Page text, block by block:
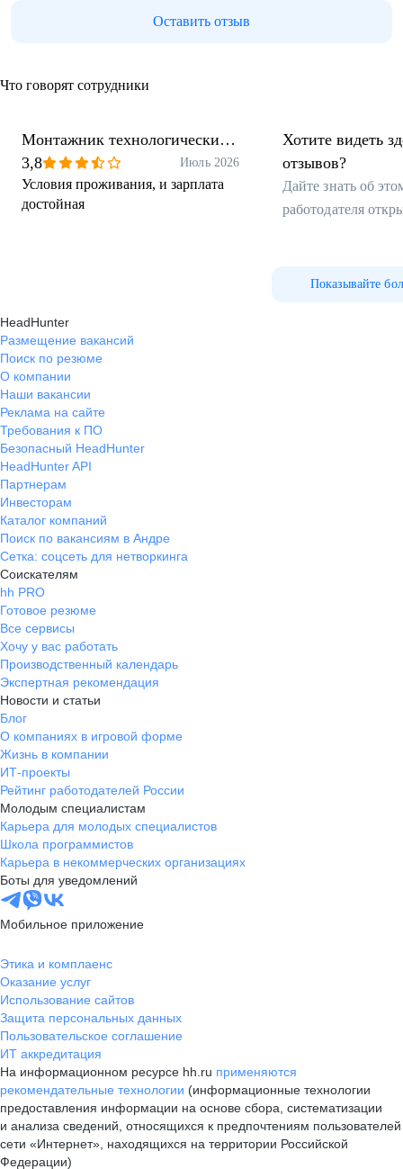
Оставить отзыв
Что говорят сотрудники
Монтажник технологических
трубопроводов
3,8 Июль 2026
Условия проживания, и зарплата
достойная
Хотите видеть
отзывов?
Дайте знать об
работодателя
Показывайте
HeadHunter
Размещение вакансий
Поиск по резюме
О компании
Наши вакансии
Реклама на сайте
Требования к ПО
Безопасный HeadHunter
HeadHunter API
Партнерам
Инвесторам
Каталог компаний
Поиск по вакансиям в Андре
Сетка: соцсеть для нетворкинга
Соискателям
hh PRO
Готовое резюме
Все сервисы
Хочу у вас работать
Производственный календарь
Экспертная рекомендация
Новости и статьи
Блог
О компаниях в игровой форме
Жизнь в компании
ИТ-проекты
Рейтинг работодателей России
Молодым специалистам
Карьера для молодых специалистов
Школа программистов
Карьера в некоммерческих организациях
Боты для уведомлений
Мобильное приложение
Этика и комплаенс
Оказание услуг
Использование сайтов
Защита персональных данных
Пользовательское соглашение
ИТ аккредитация
На информационном ресурсе hh.ru применяются
рекомендательные технологии (информационные технологии
предоставления информации на основе сбора, систематизации
и анализа сведений, относящихся к предпочтениям пользователей
сети «Интернет», находящихся на территории Российской
Федерации)